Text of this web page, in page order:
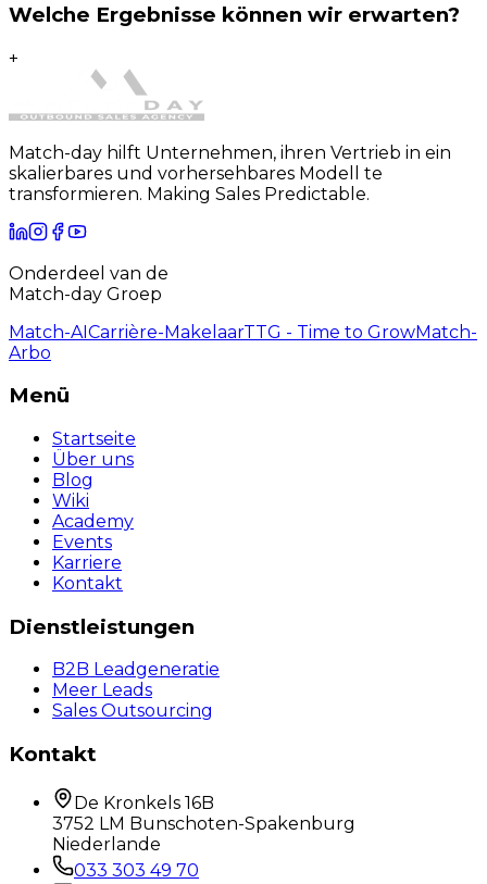
Welche Ergebnisse können wir erwarten?
+
Match-day hilft Unternehmen, ihren Vertrieb in ein
skalierbares und vorhersehbares Modell te
transformieren. Making Sales Predictable.
Onderdeel van de
Match-day Groep
Match-AICarrière-MakelaarTTG - Time to GrowMatch-
Arbo
Menü
Startseite
Über uns
Blog
Wiki
Academy
Events
Karriere
Kontakt
Dienstleistungen
B2B Leadgeneratie
Meer Leads
Sales Outsourcing
Kontakt
De Kronkels 16B
3752 LM Bunschoten-Spakenburg
Niederlande
033 303 49 70